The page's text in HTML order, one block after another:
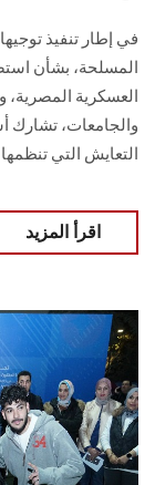
في إطار تنفيذ
المسلحة، بشأن
العسكرية المصرية،
والجامعات، تشارك
التعايش التي تنظمها
اقرأ المزيد